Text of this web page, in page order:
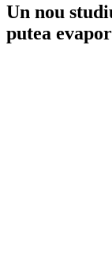
Un nou
putea